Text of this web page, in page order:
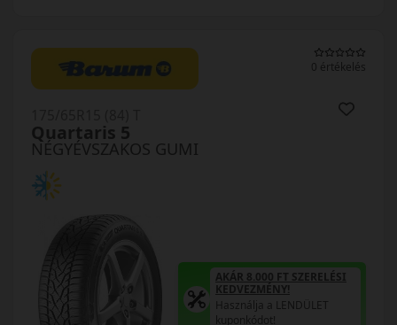
0 értékelés
NÉGYÉVSZAKOS GUMI
Quartaris 5
AKÁR 8.000 FT SZERELÉSI
KEDVEZMÉNY!
Használja a LENDÜLET
kuponkódot!